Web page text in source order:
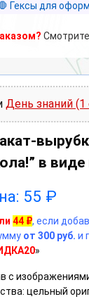
Гексы для
Смотрите
День знаний (1
в
55 ₽
44 ₽, если
от 300 руб. и
»
с
цельный